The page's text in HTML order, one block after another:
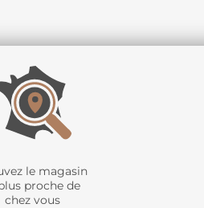
le magasin
proche de
chez vous